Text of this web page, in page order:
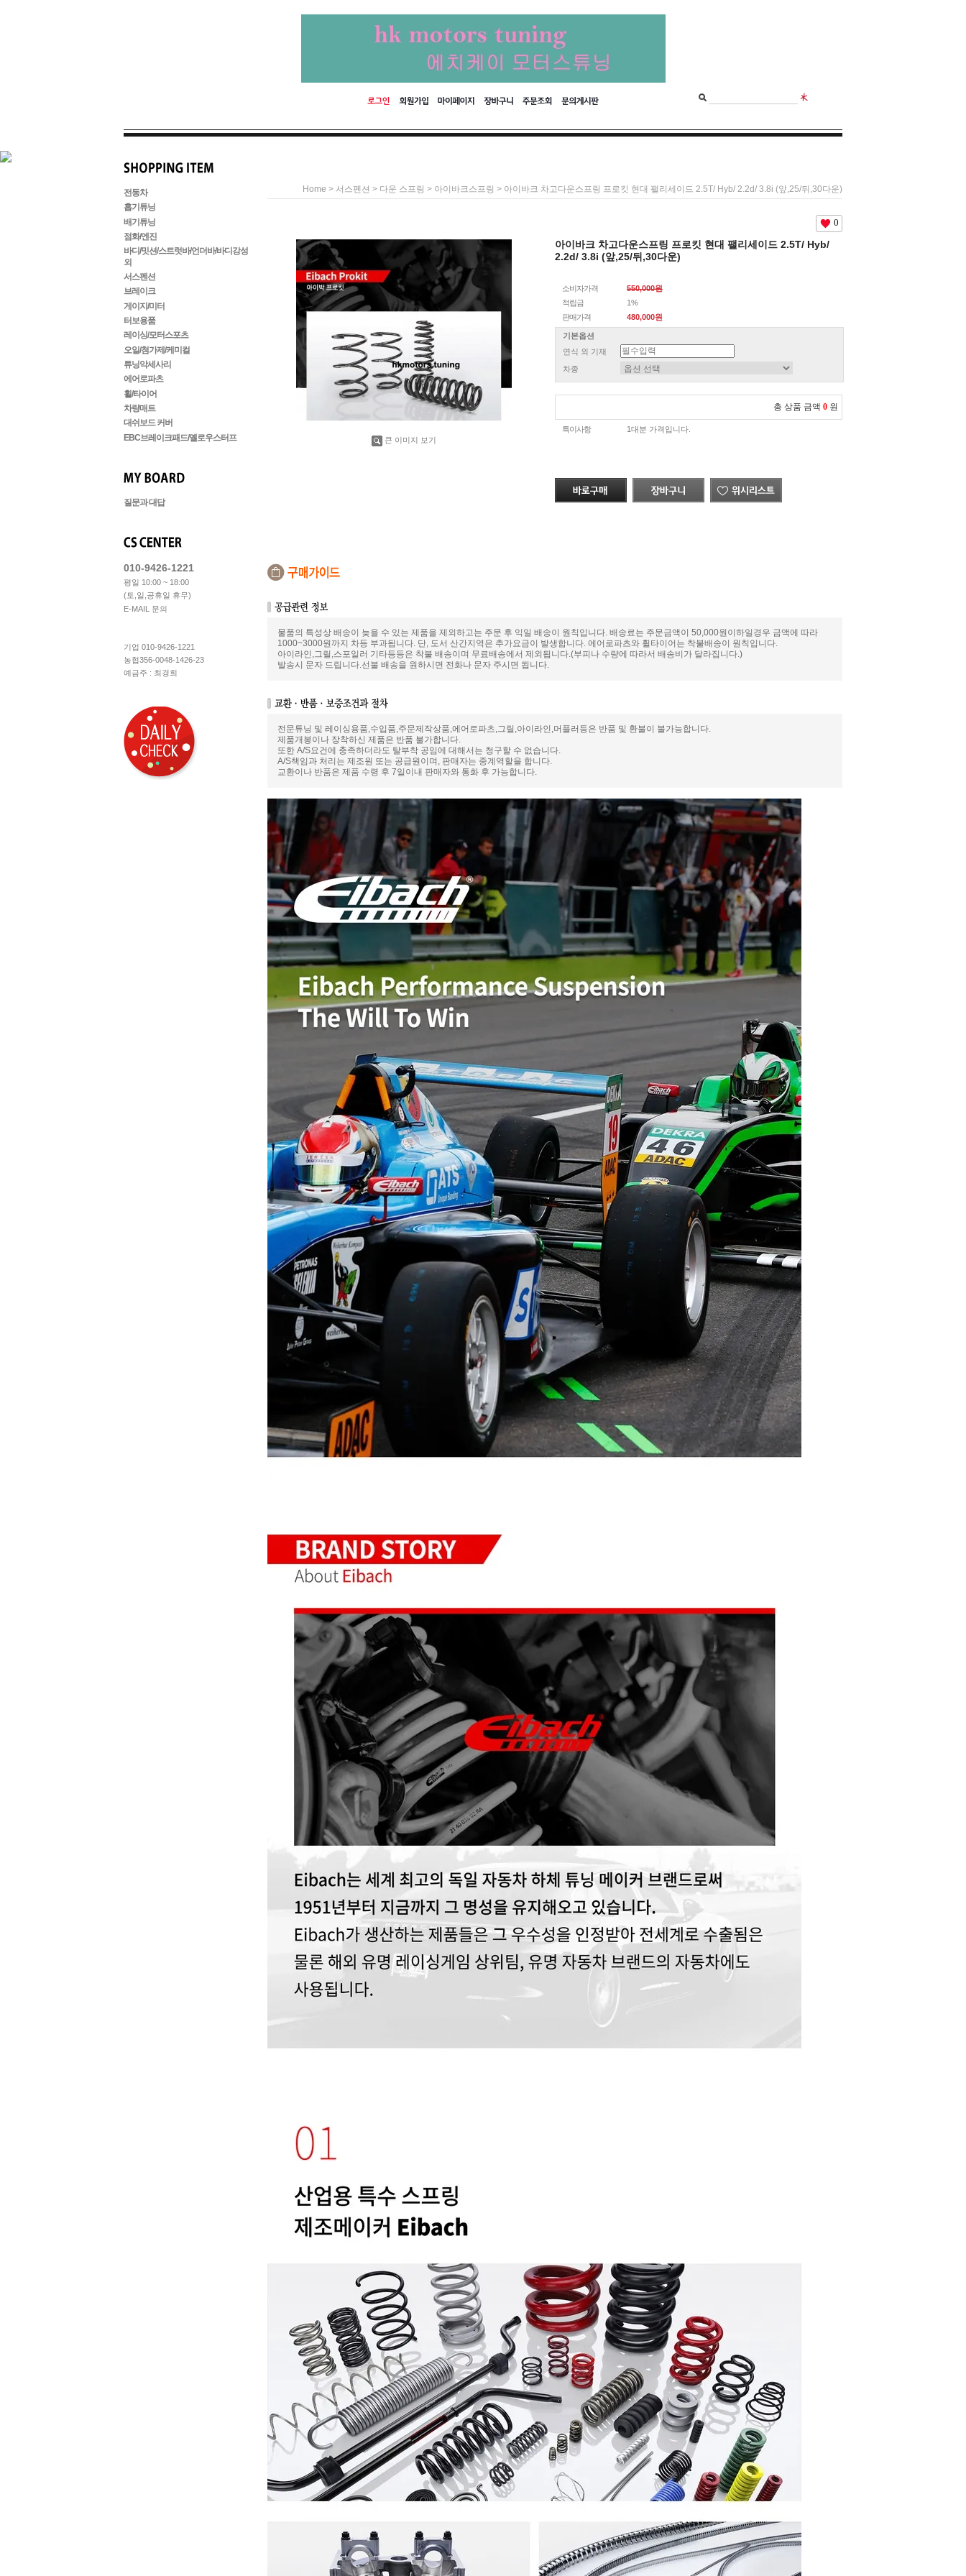
전동차
흡기튜닝
배기튜닝
점화/엔진
바디/밋션/스트럿바/언더바/바디강성
외
서스펜션
브레이크
게이지/미터
터보용품
레이싱/모터스포츠
오일/첨가제/케미컬
튜닝악세사리
에어로파츠
휠/타이어
차량매트
대쉬보드 커버
EBC브레이크패드/옐로우스터프
질문과 대답
010-9426-1221
평일 10:00 ~ 18:00
(토,일,공휴일 휴무)
E-MAIL 문의
기업 010-9426-1221
농협356-0048-1426-23
예금주 : 최경희
Home > 서스펜션 > 다운 스프링 > 아이바크스프링 > 아이바크 차고다운스프링 프로킷 현대 팰리세이드 2.5T/ Hyb/ 2.2d/ 3.8i (앞,25/뒤,30다운)
큰 이미지 보기
0
아이바크 차고다운스프링 프로킷 현대 팰리세이드 2.5T/ Hyb/
2.2d/ 3.8i (앞,25/뒤,30다운)
소비자가격
550,000원
적립금
1%
판매가격
480,000원
기본옵션
연식 외 기재
차종
총 상품 금액 0 원
특이사항 1대분 가격입니다.
물품의 특성상 배송이 늦을 수 있는 제품을 제외하고는 주문 후 익일 배송이 원칙입니다. 배송료는 주문금액이 50,000원이하일경우 금액에 따라
1000~3000원까지 차등 부과됩니다. 단, 도서 산간지역은 추가요금이 발생합니다. 에어로파츠와 휠타이어는 착불배송이 원칙입니다.
아이라인,그릴,스포일러 기타등등은 착불 배송이며 무료배송에서 제외됩니다.(부피나 수량에 따라서 배송비가 달라집니다.)
발송시 문자 드립니다.선불 배송을 원하시면 전화나 문자 주시면 됩니다.
전문튜닝 및 레이싱용품,수입품,주문제작상품,에어로파츠,그릴,아이라인,머플러등은 반품 및 환불이 불가능합니다.
제품개봉이나 장착하신 제품은 반품 불가합니다.
또한 A/S요건에 충족하더라도 탈부착 공임에 대해서는 청구할 수 없습니다.
A/S책임과 처리는 제조원 또는 공급원이며, 판매자는 중계역할을 합니다.
교환이나 반품은 제품 수령 후 7일이내 판매자와 통화 후 가능합니다.